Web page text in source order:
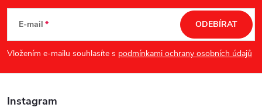
p
a
E-mail
Vložením e-mailu souhlasíte s podmínkami ochrany osobních údajů
ODEBÍRAT
Instagram